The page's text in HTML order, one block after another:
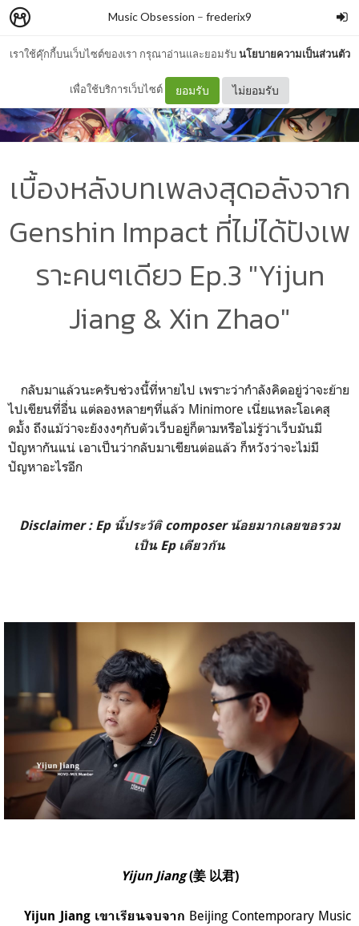
เราใช้คุ๊กกี้บนเว็บไซต์ของเรา กรุณาอ่านและยอมรับนโยบายความเป็นส่วนตัว
เพื่อใช้บริการเว็บไซต์ ยอมรับ ไม่ยอมรับ
Music Obsession – frederix9
เบื้องหลังบทเพลงสุดอลังจาก
Genshin Impact ที่ไม่ได้ปังเพ
ราะคนๆเดียว Ep.3 "Yijun
Jiang & Xin Zhao"
กลับมาแล้วนะครับช่วงนี้ที่หายไป เพราะว่ากำลังคิดอยู่ว่าจะย้าย
ไปเขียนที่อื่น แต่ลองหลายๆที่แล้ว Minimore เนี่ยแหละโอเคสุ
ดมั้ง ถึงแม้ว่าจะยังงงๆกับตัวเว็บอยู่ก็ตามหรือไม่รู้ว่าเว็บมันมี
ปัญหากันแน่ เอาเป็นว่ากลับมาเขียนต่อแล้ว ก็หวังว่าจะไม่มี
ปัญหาอะไรอีก
Disclaimer : Ep นี้ประวัติ composer น้อยมากเลยขอรวม
เป็น Ep เดียวกัน
Yijun Jiang(姜 以君)
Yijun Jiang เขาเรียนจบจาก Beijing Contemporary Music